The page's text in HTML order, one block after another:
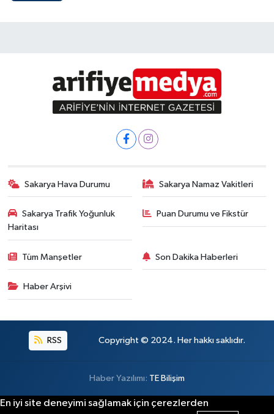
Sakarya Hava Durumu Sakarya Namaz Vakitleri
Sakarya Trafik Yoğunluk
Haritası
Puan Durumu ve Fikstür
Tüm Manşetler Son Dakika Haberleri
Haber Arşivi
RSS Copyright © 2024. Her hakkı saklıdır.
Haber Yazılımı: TE Bilişim
En iyi site deneyimi sağlamak için çerezlerden